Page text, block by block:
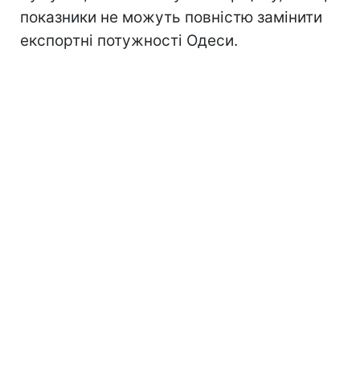
показники не можуть повністю замінити
експортні потужності Одеси.